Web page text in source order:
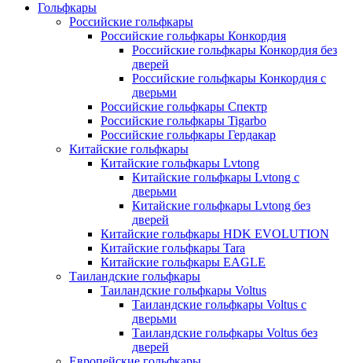
Гольфкары
Российские гольфкары
Российские гольфкары Конкордия
Российские гольфкары Конкордия без
дверей
Российские гольфкары Конкордия с
дверьми
Российские гольфкары Спектр
Российские гольфкары Tigarbo
Российские гольфкары Гердакар
Китайские гольфкары
Китайские гольфкары Lvtong
Китайские гольфкары Lvtong с
дверьми
Китайские гольфкары Lvtong без
дверей
Китайские гольфкары HDK EVOLUTION
Китайские гольфкары Tara
Китайские гольфкары EAGLE
Таиландские гольфкары
Таиландские гольфкары Voltus
Таиландские гольфкары Voltus с
дверьми
Таиландские гольфкары Voltus без
дверей